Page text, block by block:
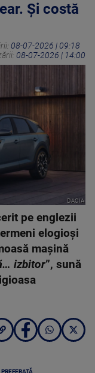
Și costă
08-07-2026 | 09:18
08-07-2026 | 14:00
DACIA
pe englezii
elogioși
mașină
izbitor”, sună